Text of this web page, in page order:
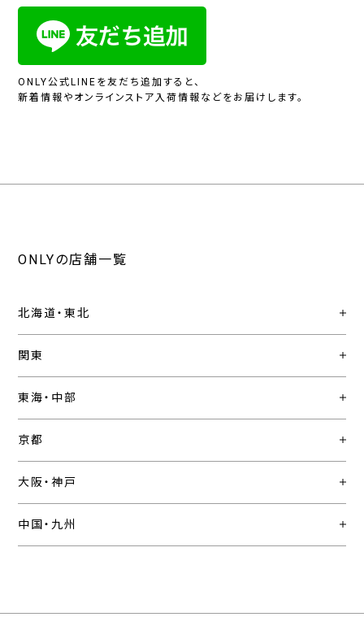
ONLY公式LINEを友だち追加すると、
新着情報やオンラインストア入荷情報などをお届けします。
ONLYの店舗一覧
北海道・東北
関東
東海・中部
京都
大阪・神戸
中国・九州